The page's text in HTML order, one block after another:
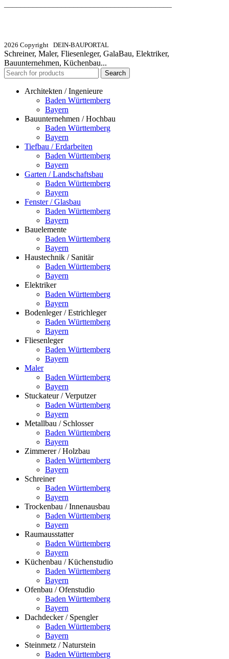
2026 Copyright DEIN-BAUPORTAL
Schreiner, Maler, Fliesenleger, GalaBau, Elektriker,
Bauunternehmen, Küchenbau...
Search
Architekten / Ingenieure
Baden Württemberg
Bayern
Bauunternehmen / Hochbau
Baden Württemberg
Bayern
Tiefbau / Erdarbeiten
Baden Württemberg
Bayern
Garten / Landschaftsbau
Baden Württemberg
Bayern
Fenster / Glasbau
Baden Württemberg
Bayern
Bauelemente
Baden Württemberg
Bayern
Haustechnik / Sanitär
Baden Württemberg
Bayern
Elektriker
Baden Württemberg
Bayern
Bodenleger / Estrichleger
Baden Württemberg
Bayern
Fliesenleger
Baden Württemberg
Bayern
Maler
Baden Württemberg
Bayern
Stuckateur / Verputzer
Baden Württemberg
Bayern
Metallbau / Schlosser
Baden Württemberg
Bayern
Zimmerer / Holzbau
Baden Württemberg
Bayern
Schreiner
Baden Württemberg
Bayern
Trockenbau / Innenausbau
Baden Württemberg
Bayern
Raumausstatter
Baden Württemberg
Bayern
Küchenbau / Küchenstudio
Baden Württemberg
Bayern
Ofenbau / Ofenstudio
Baden Württemberg
Bayern
Dachdecker / Spengler
Baden Württemberg
Bayern
Steinmetz / Naturstein
Baden Württemberg